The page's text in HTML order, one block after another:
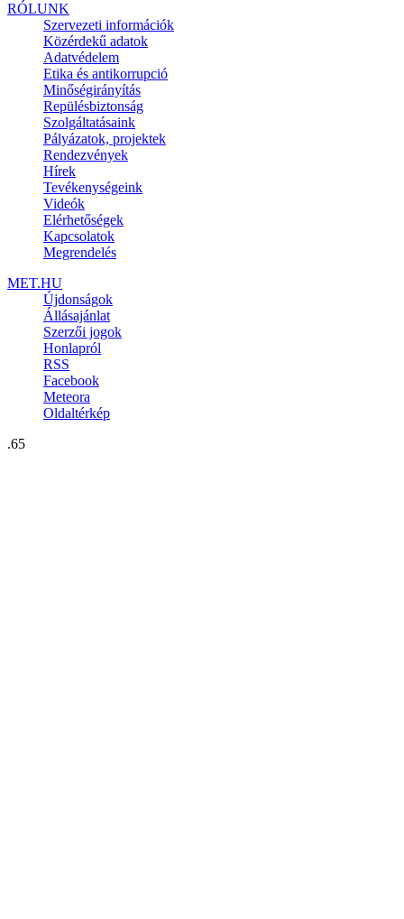
RÓLUNK
Szervezeti információk
Közérdekű adatok
Adatvédelem
Etika és antikorrupció
Minőségirányítás
Repülésbiztonság
Szolgáltatásaink
Pályázatok, projektek
Rendezvények
Hírek
Tevékenységeink
Videók
Elérhetőségek
Kapcsolatok
Megrendelés
MET.HU
Újdonságok
Állásajánlat
Szerzői jogok
Honlapról
RSS
Facebook
Meteora
Oldaltérkép
.65